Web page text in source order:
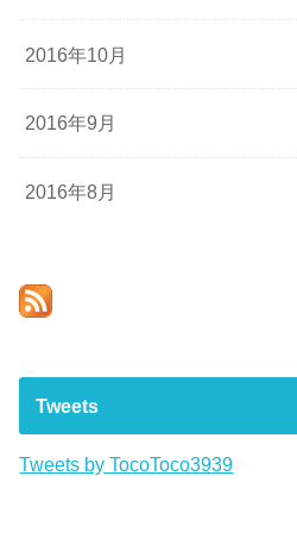
2016年10月
2016年9月
2016年8月
Tweets
Tweets by TocoToco3939